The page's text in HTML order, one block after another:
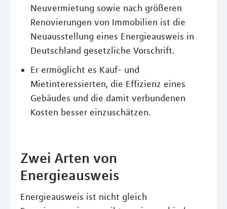
Neuvermietung sowie nach größeren
Renovierungen von Immobilien ist die
Neuausstellung eines Energieausweis in
Deutschland gesetzliche Vorschrift.
Er ermöglicht es Kauf- und
Mietinteressierten, die Effizienz eines
Gebäudes und die damit verbundenen
Kosten besser einzuschätzen.
Zwei Arten von
Energieausweis
Energieausweis ist nicht gleich